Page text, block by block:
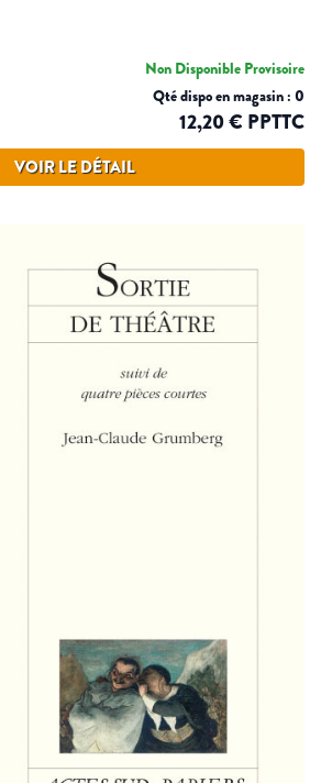
Non Disponible Provisoire
Qté dispo en magasin : 0
12,20 € PPTTC
VOIR LE DÉTAIL